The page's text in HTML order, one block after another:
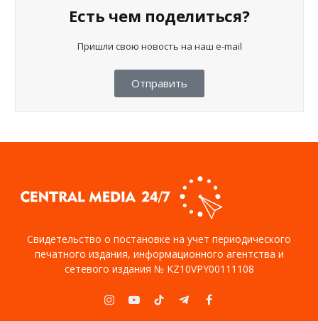
Есть чем поделиться?
Пришли свою новость на наш e-mail
Отправить
Свидетельство о постановке на учет периодического
печатного издания, информационного агентства и
сетевого издания № KZ10VPY00111108
Instagram
YouTubeTikTokTelegramFacebook